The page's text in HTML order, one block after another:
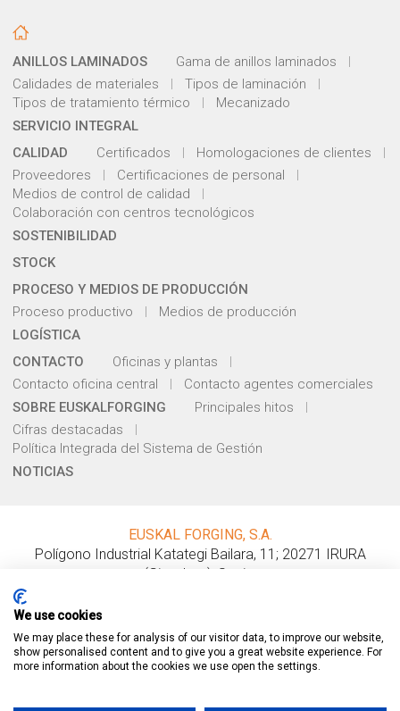
ANILLOS LAMINADOS
Gama de anillos laminados
Calidades de materiales
Tipos de laminación
Tipos de tratamiento térmico
Mecanizado
SERVICIO INTEGRAL
CALIDAD
Certificados
Homologaciones de clientes
Proveedores
Certificaciones de personal
Medios de control de calidad
Colaboración con centros tecnológicos
SOSTENIBILIDAD
STOCK
PROCESO Y MEDIOS DE PRODUCCIÓN
Proceso productivo
Medios de producción
LOGÍSTICA
CONTACTO
Oficinas y plantas
Contacto oficina central
Contacto agentes comerciales
SOBRE EUSKALFORGING
Principales hitos
Cifras destacadas
Política Integrada del Sistema de Gestión
NOTICIAS
EUSKAL FORGING, S.A.
Polígono Industrial Katategi Bailara, 11 ; 20271 IRURA
(Gipuzkoa ); Spain
Condiciones generales de venta
Aviso legal
Política de privacidad
Política de cookies
We use cookies
We may place these for analysis of our visitor data, to improve our website,
show personalised content and to give you a great website experience. For
more information about the cookies we use open the settings.